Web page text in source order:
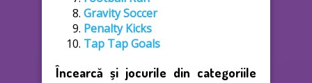
Gravity Soccer
Penalty Kicks
Tap Tap Goals
Încearcă și jocurile din categoriile